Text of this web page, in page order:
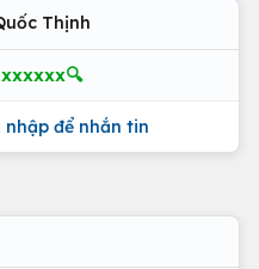
Thịnh
để nhắn tin